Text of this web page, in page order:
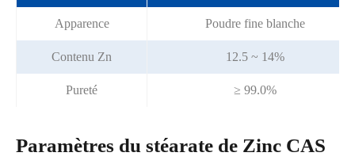
Apparence Poudre fine blanche
Contenu Zn 12.5 ~ 14%
Pureté ≥ 99.0%
Paramètres du stéarate de Zinc CAS